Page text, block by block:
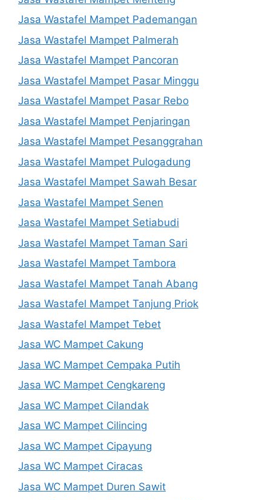
Jasa Wastafel Mampet Pademangan
Jasa Wastafel Mampet Palmerah
Jasa Wastafel Mampet Pancoran
Jasa Wastafel Mampet Pasar Minggu
Jasa Wastafel Mampet Pasar Rebo
Jasa Wastafel Mampet Penjaringan
Jasa Wastafel Mampet Pesanggrahan
Jasa Wastafel Mampet Pulogadung
Jasa Wastafel Mampet Sawah Besar
Jasa Wastafel Mampet Senen
Jasa Wastafel Mampet Setiabudi
Jasa Wastafel Mampet Taman Sari
Jasa Wastafel Mampet Tambora
Jasa Wastafel Mampet Tanah Abang
Jasa Wastafel Mampet Tanjung Priok
Jasa Wastafel Mampet Tebet
Jasa WC Mampet Cakung
Jasa WC Mampet Cempaka Putih
Jasa WC Mampet Cengkareng
Jasa WC Mampet Cilandak
Jasa WC Mampet Cilincing
Jasa WC Mampet Cipayung
Jasa WC Mampet Ciracas
Jasa WC Mampet Duren Sawit